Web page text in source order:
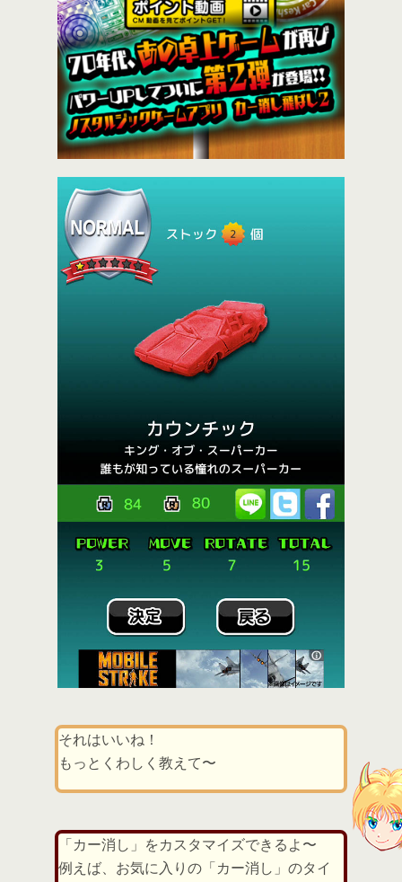
それはいいね！
もっとくわしく教えて〜
「カー消し」をカスタマイズできるよ〜
例えば、お気に入りの「カー消し」のタイ